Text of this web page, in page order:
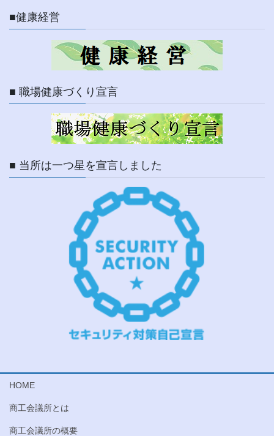
■健康経営
■ 職場健康づくり宣言
■ 当所は一つ星を宣言しました
HOME
商工会議所とは
商工会議所の概要